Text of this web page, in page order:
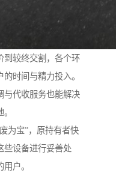
到较终交割，各个环
时间与精力投入。
与代收服务也能解决
为宝”，原持有者快
些设备进行妥善处
户。